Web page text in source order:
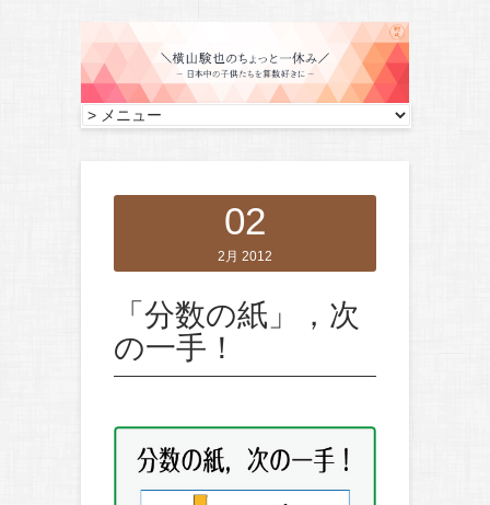
02
2月 2012
「分数の紙」，次
の一手！